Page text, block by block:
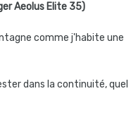
Aeolus Elite 35)
comme j'habite une
dans la continuité, quel